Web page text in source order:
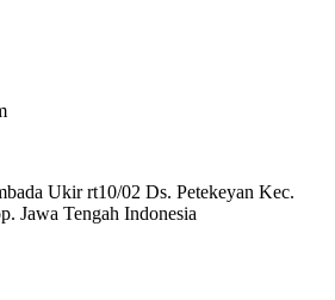
Ukir rt10/02 Ds. Petekeyan Kec.
Jawa Tengah Indonesia